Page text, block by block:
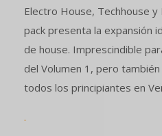
Electro House, Techhouse
pack presenta la expansión
de house. Imprescindible
del Volumen 1, pero
todos los principiantes en
.